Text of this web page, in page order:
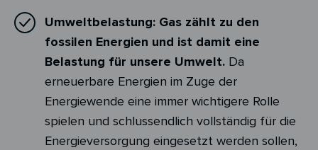
Umweltbelastung: Gas zählt zu den
fossilen Energien und ist damit eine
Belastung für unsere Umwelt. Da
erneuerbare Energien im Zuge der
Energiewende eine immer wichtigere Rolle
spielen und schlussendlich vollständig für die
Energieversorgung eingesetzt werden sollen,